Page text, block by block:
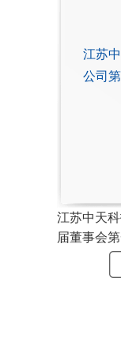
江苏
公司
江苏中天
届董事会